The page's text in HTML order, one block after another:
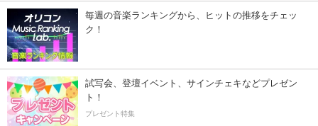
毎週の音楽ランキングから、ヒットの推移をチェッ
ク！
試写会、登壇イベント、サインチェキなどプレゼン
ト！
プレゼント特集